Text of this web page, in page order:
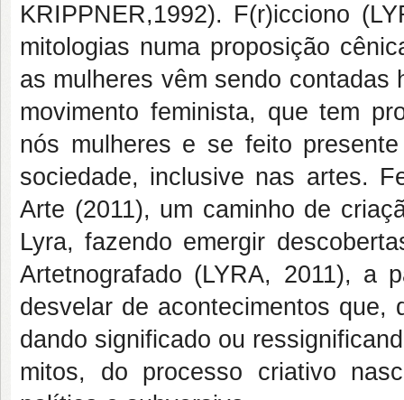
KRIPPNER,1992). F(r)icciono
mitologias numa proposição
as mulheres vêm sendo contadas
movimento feminista, que tem
nós mulheres e se feito
sociedade, inclusive nas artes.
Arte (2011), um caminho de
Lyra, fazendo emergir
Artetnografado (LYRA, 2011), a
desvelar de acontecimentos que,
dando significado ou
mitos, do processo criativo